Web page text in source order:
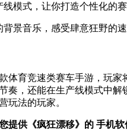
模式，让你打造个性化的赛
景音乐，感受肆意狂野的速
体育竞速类赛车手游，玩
奏，还能在生产线模式中
玩法的玩家。
提供《疯狂漂移》的 手机